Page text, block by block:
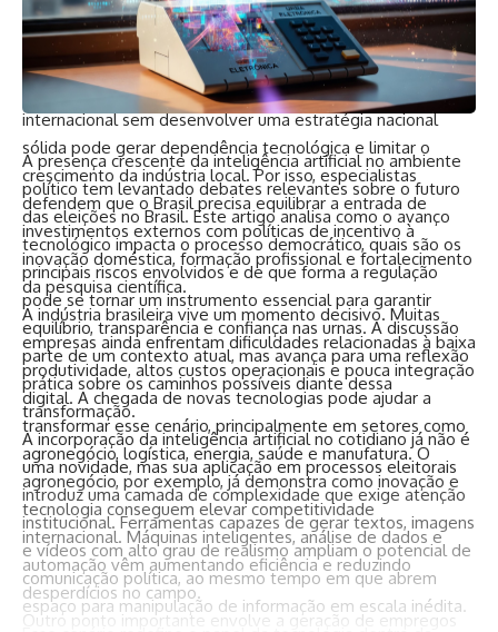
observados como mercados estratégicos para expansão
tecnológica.
Ao mesmo tempo, abrir espaço para investimentos
estrangeiros exige planejamento. Receber capital
internacional sem desenvolver uma estratégia nacional
sólida pode gerar dependência tecnológica e limitar o
crescimento da indústria local. Por isso, especialistas
defendem que o Brasil precisa equilibrar a entrada de
investimentos externos com políticas de incentivo à
inovação doméstica, formação profissional e fortalecimento
da pesquisa científica.
A indústria brasileira vive um momento decisivo. Muitas
empresas ainda enfrentam dificuldades relacionadas à baixa
produtividade, altos custos operacionais e pouca integração
digital. A chegada de novas tecnologias pode ajudar a
transformar esse cenário, principalmente em setores como
agronegócio, logística, energia, saúde e manufatura. O
agronegócio, por exemplo, já demonstra como inovação e
tecnologia conseguem elevar competitividade
internacional. Máquinas inteligentes, análise de dados e
automação vêm aumentando eficiência e reduzindo
desperdícios no campo.
Outro ponto importante envolve a geração de empregos
A presença crescente da inteligência artificial no ambiente
político tem levantado debates relevantes sobre o futuro
das eleições no Brasil. Este artigo analisa como o avanço
tecnológico impacta o processo democrático, quais são os
principais riscos envolvidos e de que forma a regulação
pode se tornar um instrumento essencial para garantir
equilíbrio, transparência e confiança nas urnas. A discussão
parte de um contexto atual, mas avança para uma reflexão
prática sobre os caminhos possíveis diante dessa
transformação.
A incorporação da inteligência artificial no cotidiano já não é
uma novidade, mas sua aplicação em processos eleitorais
introduz uma camada de complexidade que exige atenção
institucional. Ferramentas capazes de gerar textos, imagens
e vídeos com alto grau de realismo ampliam o potencial de
comunicação política, ao mesmo tempo em que abrem
espaço para manipulação de informação em escala inédita.